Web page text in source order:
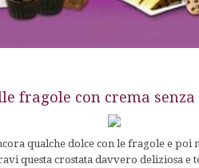
fragole con crema
qualche dolce con le fragole e poi
questa crostata davvero deliziosa e